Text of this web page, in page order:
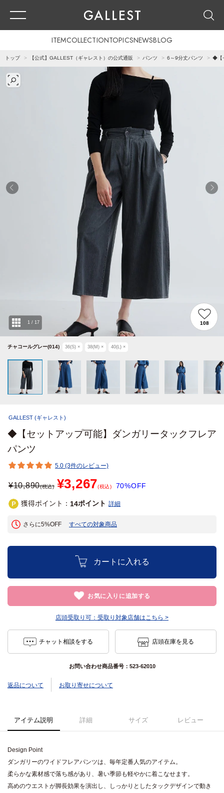
ITEMCOLLECTIONTOPICSNEWSBLOG
トップ 【公式】GALLEST（ギャレスト）の公式通販 パンツ 6～9分丈パンツ ◆【
チャコールグレー(014) 36(S) × 38(M) × 40(L) ×
1 / 17 108
GALLEST (ギャレスト)
◆【セットアップ可能】ダンガリータックフレア
パンツ
5.0 (3件のレビュー)
¥10,890(税込) ¥3,267(税込) 70%OFF
獲得ポイント： 14ポイント 詳細
さらに5%OFF すべての対象商品
カートに入れる
お気に入りに追加する
店頭受取り可： 受取り対象店舗はこちら >
チャット相談をする 店頭在庫を見る
お問い合わせ商品番号： 523-62010
返品について お取り寄せについて
アイテム説明 詳細 サイズ レビュー
Design Point
ダンガリーのワイドフレアパンツは、毎年定番人気のアイテム。
柔らかな素材感で落ち感があり、暑い季節も軽やかに着こなせます。
高めのウエストが脚長効果を演出し、しっかりとしたタックデザインで動き